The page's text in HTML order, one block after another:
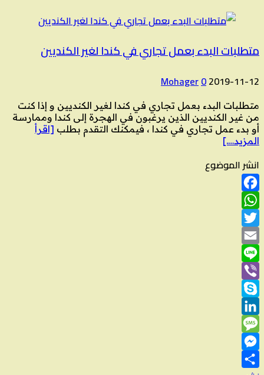
متطلبات البدء بعمل تجاري في كندا لغير الكنديين
2019-11-12
Mohager0
متطلبات البدء بعمل تجاري في كندا لغير الكنديين و إذا كنت
من غير الكنديين الذين يرغبون في الهجرة إلى كندا وممارسة
أو بدء عمل تجاري في كندا ، فيمكنك التقدم بطلب [اقرأ
المزيد….]
انشر الموضوع
Facebook
WhatsApp
Twitter
Email
Line
Viber
Skype
LinkedIn
Message
Messenger